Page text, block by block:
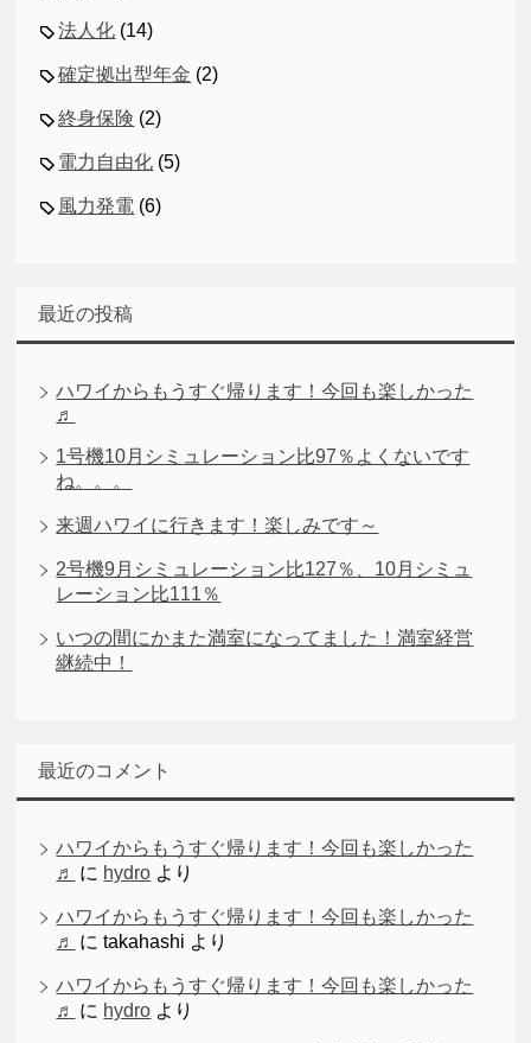
法人化 (14)
確定拠出型年金 (2)
終身保険 (2)
電力自由化 (5)
風力発電 (6)
最近の投稿
ハワイからもうすぐ帰ります！今回も楽しかった
♬
1号機10月シミュレーション比97％よくないです
ね。。。
来週ハワイに行きます！楽しみです～
2号機9月シミュレーション比127％、10月シミュ
レーション比111％
いつの間にかまた満室になってました！満室経営
継続中！
最近のコメント
ハワイからもうすぐ帰ります！今回も楽しかった
♬
に hydro より
ハワイからもうすぐ帰ります！今回も楽しかった
♬
にtakahashi より
ハワイからもうすぐ帰ります！今回も楽しかった
♬
に hydro より